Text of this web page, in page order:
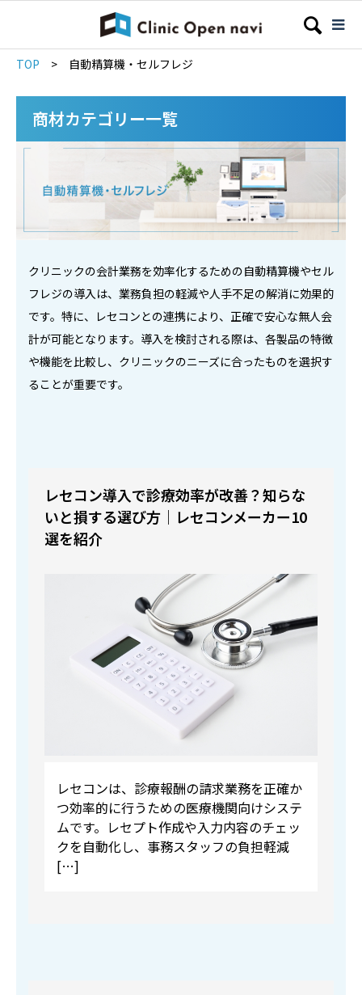
TOP > 自動精算機・セルフレジ
商材カテゴリー一覧
クリニックの会計業務を効率化するための自動精算機やセル
フレジの導入は、業務負担の軽減や人手不足の解消に効果的
です。特に、レセコンとの連携により、正確で安心な無人会
計が可能となります。導入を検討される際は、各製品の特徴
や機能を比較し、クリニックのニーズに合ったものを選択す
ることが重要です。
レセコン導入で診療効率が改善？知らな
いと損する選び方｜レセコンメーカー10
選を紹介
レセコンは、診療報酬の請求業務を正確か
つ効率的に行うための医療機関向けシステ
ムです。レセプト作成や入力内容のチェッ
クを自動化し、事務スタッフの負担軽減
[…]